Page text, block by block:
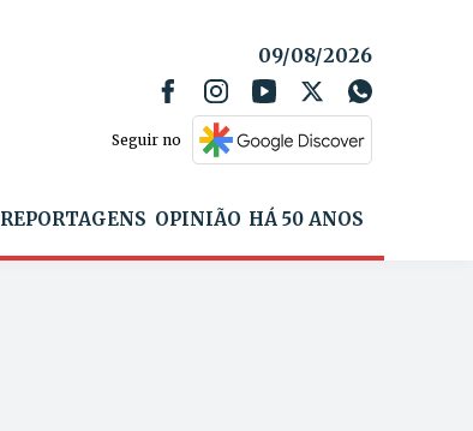
09/08/2026
Seguir no
REPORTAGENS OPINIÃO HÁ 50 ANOS